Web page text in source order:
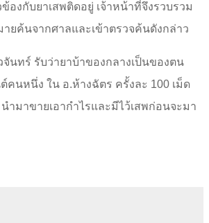
องกับยาเสพติดอยู่ เจ้าหน้าที่จึงรวบรวม
ยค้นจากศาลและเข้าตรวจค้นดังกล่าว
จันทร์ รับว่ายาบ้าของกลางเป็นของตน
คนหนึ่ง ใน อ.ห้างฉัตร ครั้งละ 100 เม็ด
ำมาขายเอากำไรและมีไว้เสพก่อนจะมา